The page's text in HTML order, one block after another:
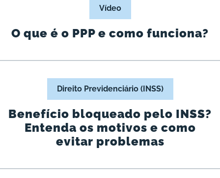
Vídeo
O que é o PPP e como funciona?
Direito Previdenciário (INSS)
Benefício bloqueado pelo INSS?
Entenda os motivos e como
evitar problemas